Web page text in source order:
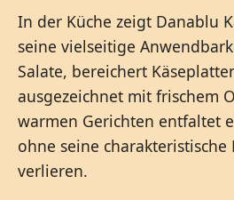
In der Küche zeigt Danablu
seine vielseitige
Salate, bereichert
ausgezeichnet mit frischem
warmen Gerichten entfaltet
ohne seine charakteristische
verlieren.